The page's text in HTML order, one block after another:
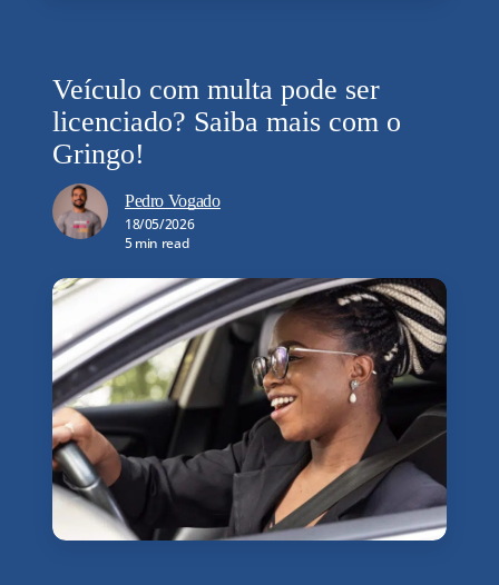
Veículo com multa pode ser
licenciado? Saiba mais com o
Gringo!
Pedro Vogado
18/05/2026
5 min read